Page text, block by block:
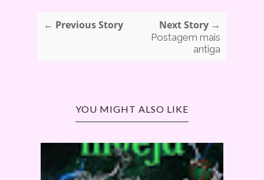
← Previous Story Next Story →
Postagem mais
antiga
YOU MIGHT ALSO LIKE